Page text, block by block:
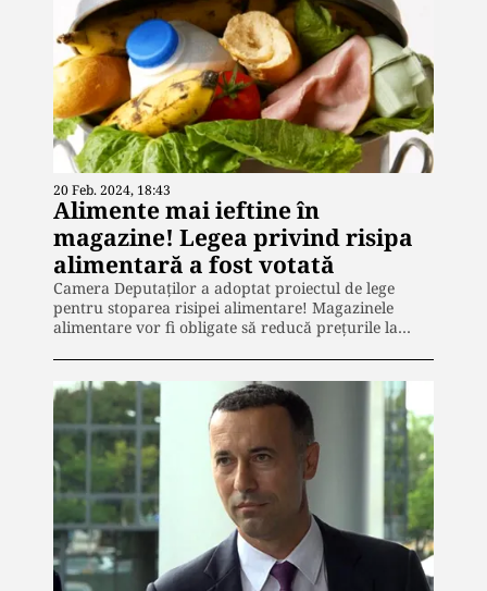
20 Feb. 2024, 18:43
Alimente mai ieftine în
magazine! Legea privind risipa
alimentară a fost votată
Camera Deputaţilor a adoptat proiectul de lege
pentru stoparea risipei alimentare! Magazinele
alimentare vor fi obligate să reducă prețurile la…